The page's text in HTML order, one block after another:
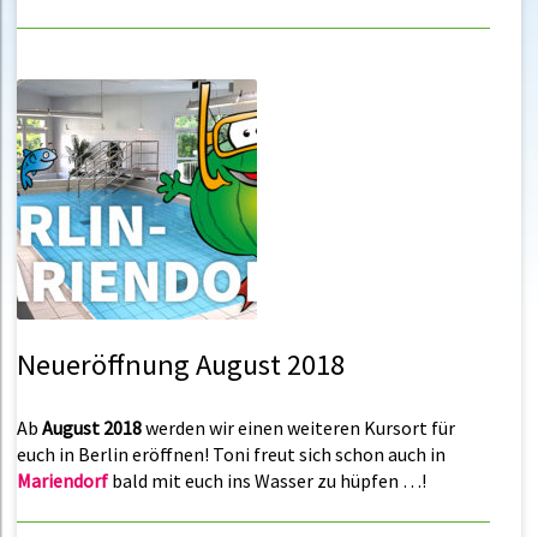
Neueröffnung August 2018
Ab August 2018werden wir einen weiteren Kursort für
euch in Berlin eröffnen! Toni freut sich schon auch in
Mariendorfbald mit euch ins Wasser zu hüpfen …!